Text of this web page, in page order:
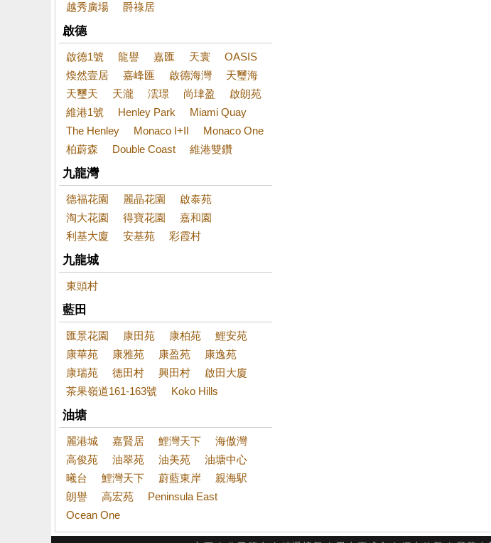
越秀廣場
爵祿居
啟德
啟德1號 龍譽 嘉匯 天寰
OASIS
煥然壹居
嘉峰匯 啟德海灣
天璽海
天璽天
天瀧 澐璟 尚珒盈
啟朗苑
維港1號
Henley Park
Miami Quay
The Henley
Monaco I+II
Monaco One
柏蔚森
Double Coast 維港雙鑽
九龍灣
德福花園 麗晶花園
啟泰苑
淘大花園
得寶花園
嘉和園
利基大廈
安基苑 彩霞村
九龍城
東頭村
藍田
匯景花園 康田苑 康柏苑
鯉安苑
康華苑
康雅苑 康盈苑
康逸苑
康瑞苑
德田村 興田村
啟田大廈
茶果嶺道161-163號
Koko Hills
油塘
麗港城 嘉賢居 鯉灣天下
海傲灣
高俊苑
油翠苑 油美苑
油塘中心
曦台
鯉灣天下 蔚藍東岸
親海駅
朗譽
高宏苑
Peninsula East
Ocean One